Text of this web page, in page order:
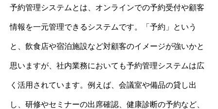
予約管理システムとは、オンラインでの予約受付や顧客
情報を一元管理できるシステムです。「予約」という
と、飲食店や宿泊施設など対顧客のイメージが強いかと
思いますが、社内業務においても予約管理システムは広
く活用されています。例えば、会議室や備品の貸し出
し、研修やセミナーの出席確認、健康診断の予約など、